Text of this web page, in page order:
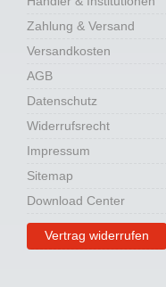
Zahlung & Versand
Versandkosten
AGB
Datenschutz
Widerrufsrecht
Impressum
Sitemap
Download Center
Vertrag widerrufen